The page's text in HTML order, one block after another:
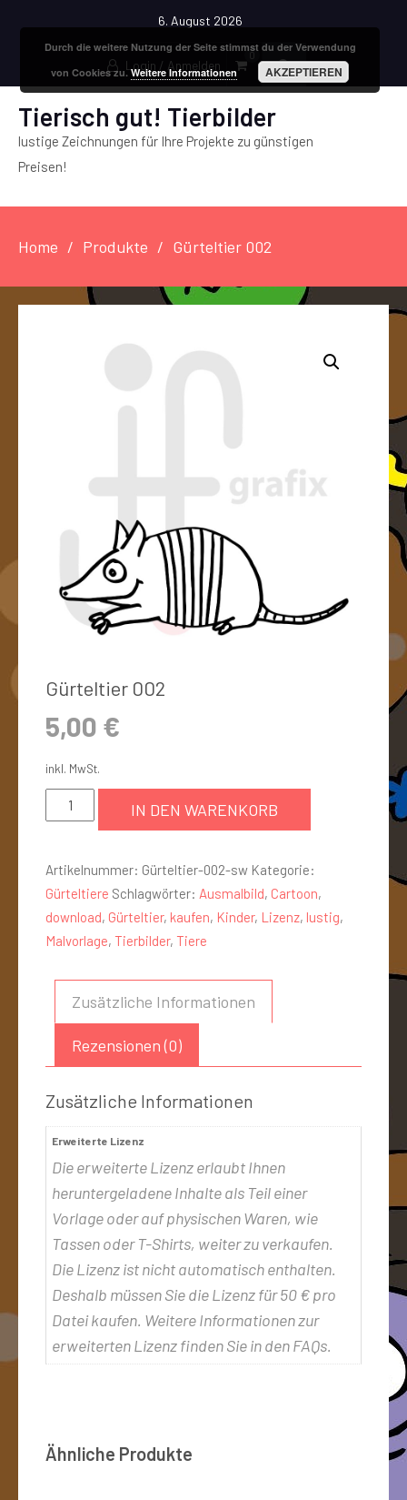
6. August 2026
Login / Anmelden
0
Tierisch gut! Tierbilder
lustige Zeichnungen für Ihre Projekte zu günstigen
Preisen!
Home Produkte Gürteltier 002
Gürteltier 002
5,00 €
inkl. MwSt.
IN DEN WARENKORB
Artikelnummer: Gürteltier-002-sw Kategorie:
Gürteltiere Schlagwörter: Ausmalbild, Cartoon,
download, Gürteltier, kaufen, Kinder, Lizenz, lustig,
Malvorlage, Tierbilder, Tiere
Zusätzliche Informationen
Rezensionen (0)
Zusätzliche Informationen
Erweiterte Lizenz
Die erweiterte Lizenz erlaubt Ihnen
heruntergeladene Inhalte als Teil einer
Vorlage oder auf physischen Waren, wie
Tassen oder T-Shirts, weiter zu verkaufen.
Die Lizenz ist nicht automatisch enthalten.
Deshalb müssen Sie die Lizenz für 50 € pro
Datei kaufen. Weitere Informationen zur
erweiterten Lizenz finden Sie in den FAQs.
Ähnliche Produkte
Durch die weitere Nutzung der Seite stimmst du der Verwendung
von Cookies zu.Weitere Informationen AKZEPTIEREN